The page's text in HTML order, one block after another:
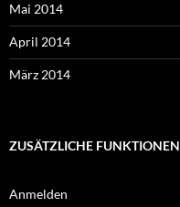
Mai 2014
April 2014
März 2014
ZUSÄTZLICHE FUNKTIONEN
Anmelden